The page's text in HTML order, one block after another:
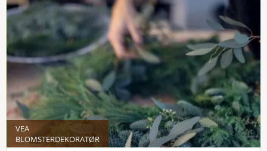
VEA
BLOMSTERDEKORATØR